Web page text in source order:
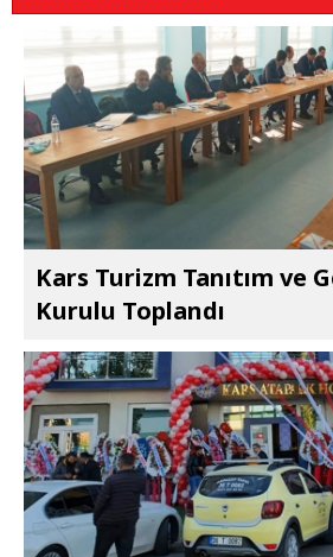
Kars Turizm Tanıtım ve
Kurulu Toplandı